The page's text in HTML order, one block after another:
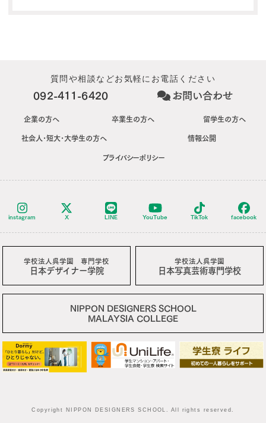
質問や相談などお気軽にお電話ください
092-411-6420 お問い合わせ
企業の方へ 卒業生の方へ 留学生の方へ
社会人･短大･大学生の方へ 情報公開
プライバシーポリシー
instagram X LINE YouTube TikTok facebook
学校法人呉学園 専門学校
日本デザイナー学院
学校法人呉学園
日本写真芸術専門学校
NIPPON DESIGNERS SCHOOL
MALAYSIA COLLEGE
Copyright NIPPON DESIGNERS SCHOOL. All rights reserved.